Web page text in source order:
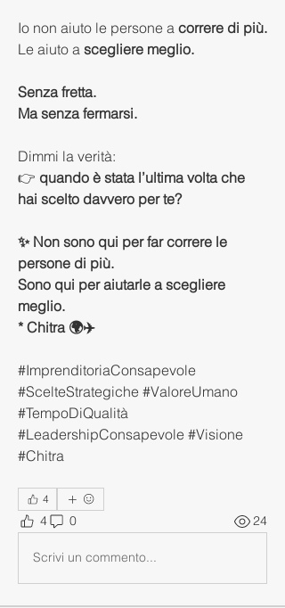
Io non aiuto le persone a correre di più.
Le aiuto a scegliere meglio.
Senza fretta.
Ma senza fermarsi.
Dimmi la verità:
👉 quando è stata l’ultima volta che
hai scelto davvero per te?
✨ Non sono qui per far correre le
persone di più.
Sono qui per aiutarle a scegliere
meglio.
* Chitra 🌍✈️
#ImprenditoriaConsapevole
#ScelteStrategiche #ValoreUmano
#TempoDiQualità
#LeadershipConsapevole #Visione
#Chitra
4
4 0 24
Scrivi un commento...